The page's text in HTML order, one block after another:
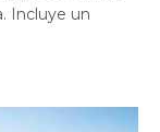
Incluye un